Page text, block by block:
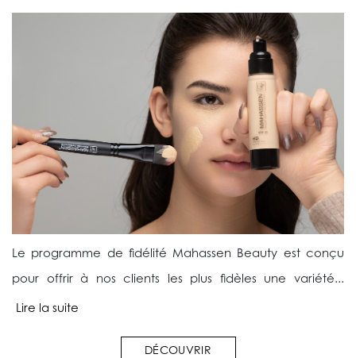
Le programme de fidélité Mahassen Beauty est conçu
pour offrir à nos clients les plus fidèles une variété...
Lire la suite
DÉCOUVRIR